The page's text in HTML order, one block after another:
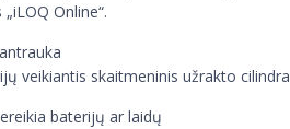
Online“.
veikiantis skaitmeninis užrakto
baterijų ar laidų